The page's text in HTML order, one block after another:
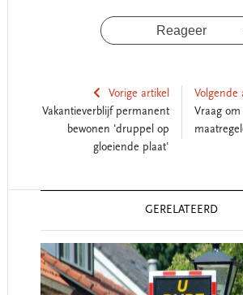
Reageer
Vorige artikel
Vakantieverblijf permanent
bewonen 'druppel op
gloeiende plaat'
Volgende
Vraag
GERELATEERD